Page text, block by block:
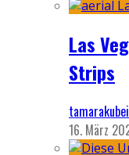
Las
Strips
16. März